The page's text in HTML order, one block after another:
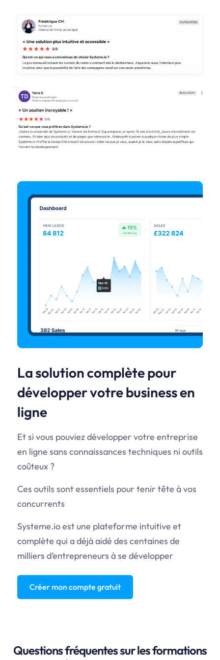
La solution complète pour
développer votre business en
ligne
Et si vous pouviez développer votre entreprise
en ligne sans connaissances techniques ni outils
coûteux ?
Ces outils sont essentiels pour tenir tête à vos
concurrents
Systeme.ioest une plateforme intuitive et
complète qui a déjà aidé des centaines de
milliers d’entrepreneurs à se développer
Créer mon compte gratuit
Questions fréquentes sur les formations